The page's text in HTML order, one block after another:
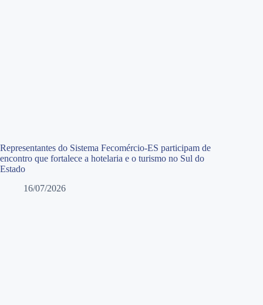
Representantes do Sistema Fecomércio-ES participam de
encontro que fortalece a hotelaria e o turismo no Sul do
Estado
16/07/2026